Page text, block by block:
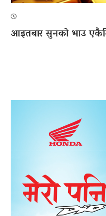
आइतबार सुनको भाउ